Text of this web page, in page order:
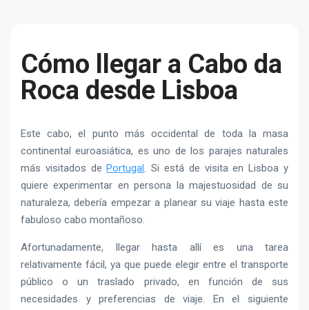
Cómo llegar a Cabo da
Roca desde Lisboa
Este cabo, el punto más occidental de toda la masa
continental euroasiática, es uno de los parajes naturales
más visitados dePortugal. Si está de visita en Lisboa y
quiere experimentar en persona la majestuosidad de su
naturaleza, debería empezar a planear su viaje hasta este
fabuloso cabo montañoso.
Afortunadamente, llegar hasta allí es una tarea
relativamente fácil, ya que puede elegir entre el transporte
público o un traslado privado, en función de sus
necesidades y preferencias de viaje. En el siguiente